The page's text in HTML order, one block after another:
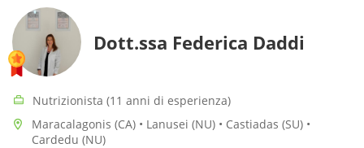
Dott.ssa Federica Daddi
Nutrizionista (11 anni di esperienza)
Maracalagonis (CA) • Lanusei (NU) • Castiadas (SU) •
Cardedu (NU)